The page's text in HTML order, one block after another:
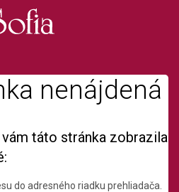
nenájdená
táto stránka zobrazila
do adresného riadku prehliadača.